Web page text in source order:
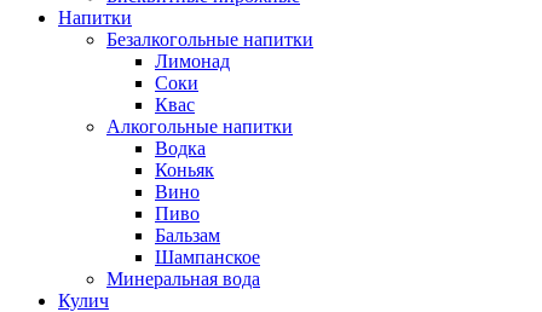
Напитки
Безалкогольные напитки
Лимонад
Соки
Квас
Алкогольные напитки
Водка
Коньяк
Вино
Пиво
Бальзам
Шампанское
Минеральная вода
Кулич